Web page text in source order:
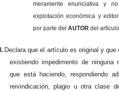
meramente enunciativa y
explotación económica y
por parte del AUTORdel
Declara que el artículo es original y
existiendo impedimento de ninguna
que está haciendo, respondiendo
reivindicación, plagio u otra clase